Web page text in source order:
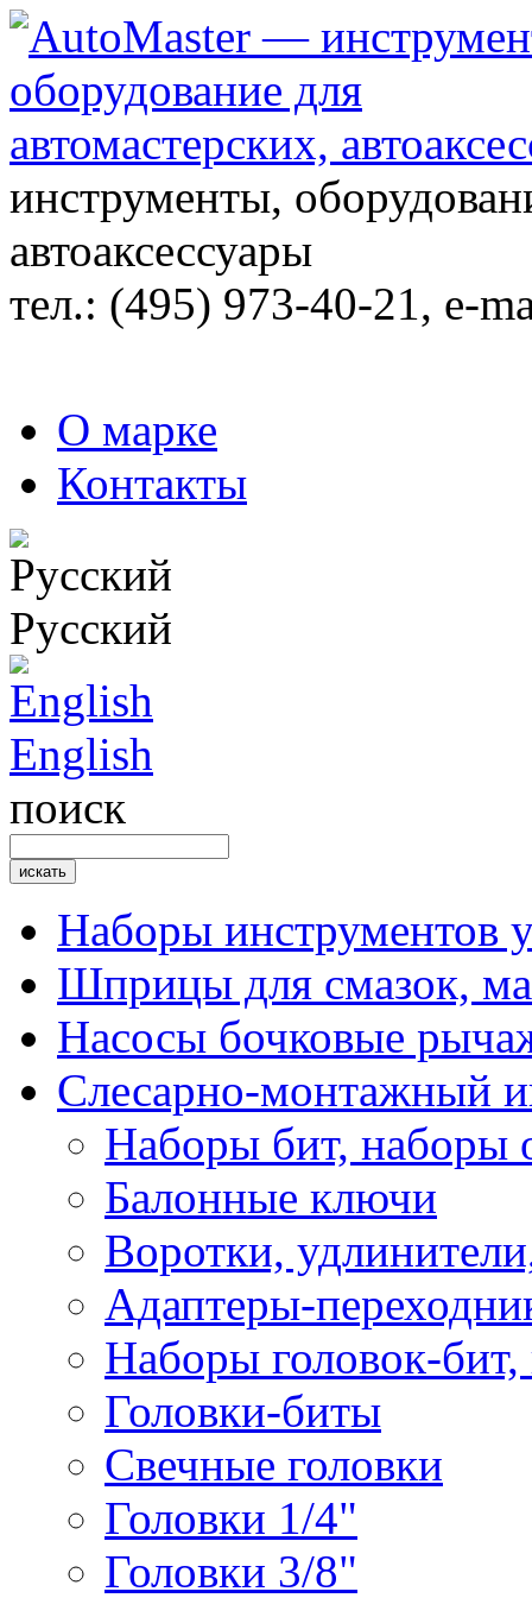
инструменты,
автоаксессуары
тел.: (495) 973-40-21, e-
О марке
Контакты
Русский
English
поиск
Наборы инструментов
Шприцы для смазок,
Насосы бочковые
Слесарно-монтажный
Наборы бит, наборы
Балонные ключи
Воротки,
Адаптеры-
Наборы головок-бит,
Головки-биты
Свечные головки
Головки 1/4"
Головки 3/8"